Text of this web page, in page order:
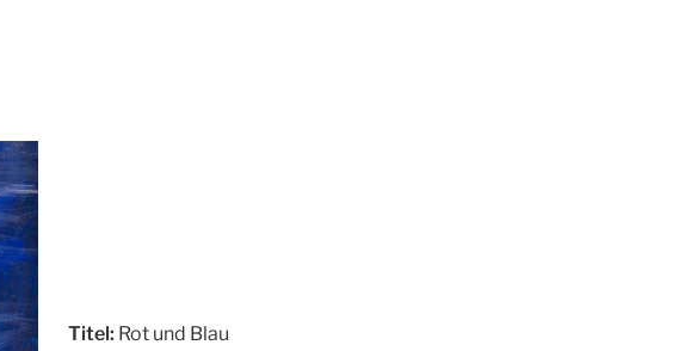
Titel: Rot und Blau